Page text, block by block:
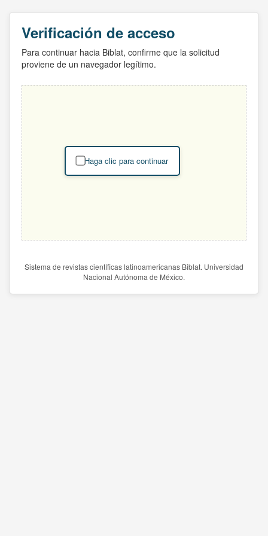
Verificación de acceso
Para continuar hacia Biblat, confirme que la solicitud
proviene de un navegador legítimo.
Haga clic para continuar
Sistema de revistas científicas latinoamericanas Biblat. Universidad
Nacional Autónoma de México.